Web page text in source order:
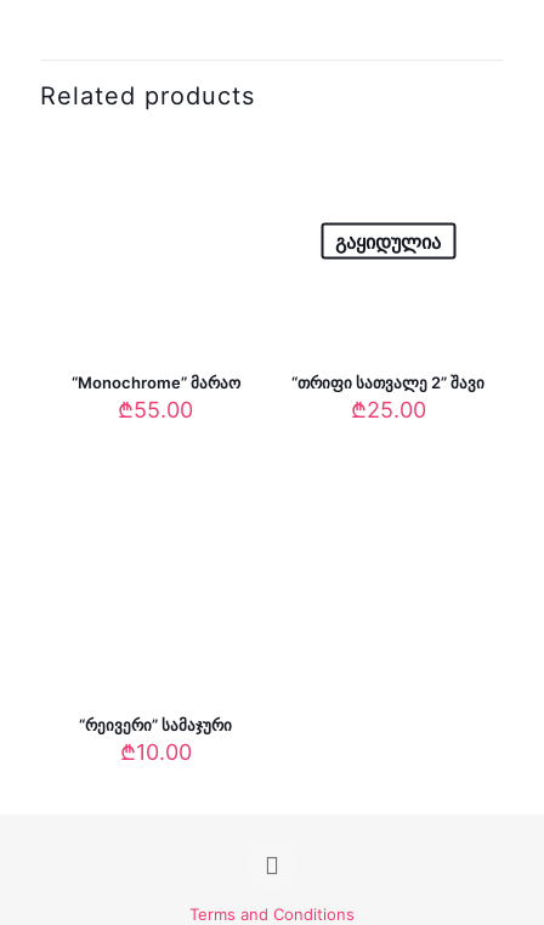
Related products
“Monochrome” მარაო
₾55.00
გაყიდულია
“თრიფი სათვალე 2” შავი
₾25.00
“რეივერი” სამაჯური
₾10.00
Terms and Conditions